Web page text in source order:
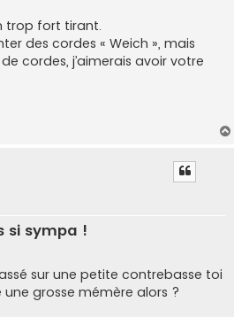
trop fort tirant.
des cordes « Weich », mais
cordes, j’aimerais avoir votre
si sympa !
sur une petite contrebasse toi
grosse mémère alors ?